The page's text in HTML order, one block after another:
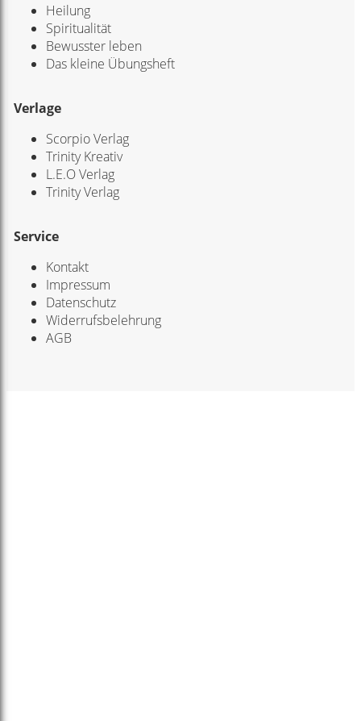
Heilung
Spiritualität
Bewusster leben
Das kleine Übungsheft
Verlage
Scorpio Verlag
Trinity Kreativ
L.E.O Verlag
Trinity Verlag
Service
Kontakt
Impressum
Datenschutz
Widerrufsbelehrung
AGB